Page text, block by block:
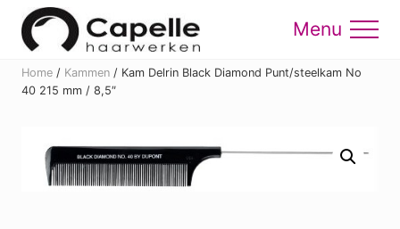
Menu
Skip
content
Skip
Menu
Home / Kammen / Kam Delrin Black Diamond Punt/steelkam No
40 215 mm / 8,5″